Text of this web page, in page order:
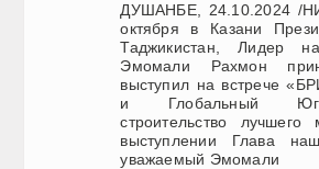
ДУШАНБЕ, 24.10.2024 /
октября в Казани
Таджикистан, Лидер
Эмомали Рахмон
выступил на встрече
и Глобальный Юг:
строительство
выступлении Глава
уважаемый Эмомали